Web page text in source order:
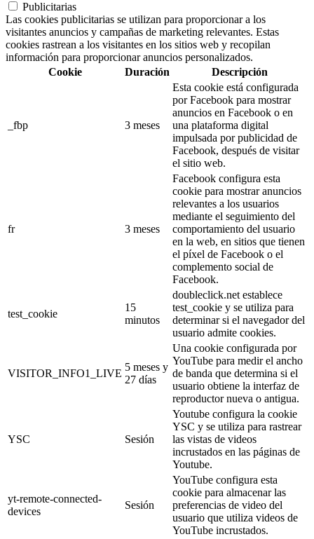
Publicitarias
Las cookies publicitarias se utilizan para proporcionar a los
visitantes anuncios y campañas de marketing relevantes. Estas
cookies rastrean a los visitantes en los sitios web y recopilan
información para proporcionar anuncios personalizados.
Cookie
Duración Descripción
_fbp 3 meses
Esta cookie está configurada
por Facebook para mostrar
anuncios en Facebook o en
una plataforma digital
impulsada por publicidad de
Facebook, después de visitar
el sitio web.
fr 3 meses
Facebook configura esta
cookie para mostrar anuncios
relevantes a los usuarios
mediante el seguimiento del
comportamiento del usuario
en la web, en sitios que tienen
el píxel de Facebook o el
complemento social de
Facebook.
test_cookie
15
minutos
doubleclick.net establece
test_cookie y se utiliza para
determinar si el navegador del
usuario admite cookies.
VISITOR_INFO1_LIVE
5 meses y
27 días
Una cookie configurada por
YouTube para medir el ancho
de banda que determina si el
usuario obtiene la interfaz de
reproductor nueva o antigua.
YSC Sesión
Youtube configura la cookie
YSC y se utiliza para rastrear
las vistas de videos
incrustados en las páginas de
Youtube.
yt-remote-connected-
devices
Sesión
YouTube configura esta
cookie para almacenar las
preferencias de video del
usuario que utiliza videos de
YouTube incrustados.